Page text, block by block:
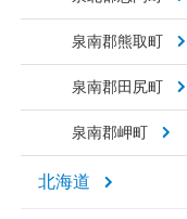
泉南郡熊取町
泉南郡田尻町
泉南郡岬町
北海道